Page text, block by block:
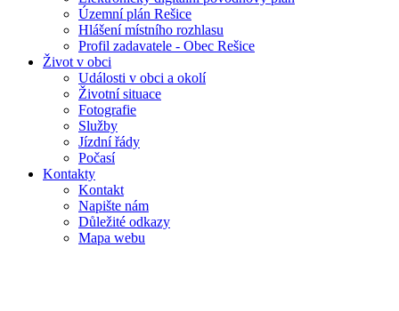
Územní plán Rešice
Hlášení místního rozhlasu
Profil zadavatele - Obec Rešice
Život v obci
Události v obci a okolí
Životní situace
Fotografie
Služby
Jízdní řády
Počasí
Kontakty
Kontakt
Napište nám
Důležité odkazy
Mapa webu